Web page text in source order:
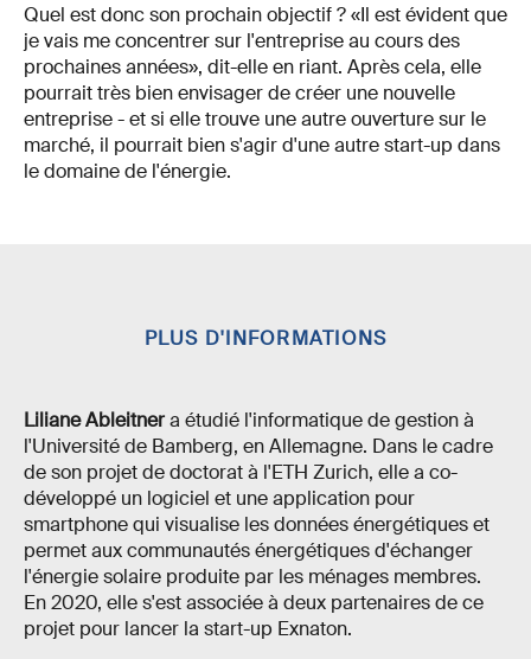
Quel est donc son prochain objectif ? «Il est évident que
je vais me concentrer sur l'entreprise au cours des
prochaines années», dit-elle en riant. Après cela, elle
pourrait très bien envisager de créer une nouvelle
entreprise - et si elle trouve une autre ouverture sur le
marché, il pourrait bien s'agir d'une autre start-up dans
le domaine de l'énergie.
PLUS D'INFORMATIONS
Liliane Ableitnera étudié l'informatique de gestion à
l'Université de Bamberg, en Allemagne. Dans le cadre
de son projet de doctorat à l'ETH Zurich, elle a co-
développé un logiciel et une application pour
smartphone qui visualise les données énergétiques et
permet aux communautés énergétiques d'échanger
l'énergie solaire produite par les ménages membres.
En 2020, elle s'est associée à deux partenaires de ce
projet pour lancer la start-up Exnaton.